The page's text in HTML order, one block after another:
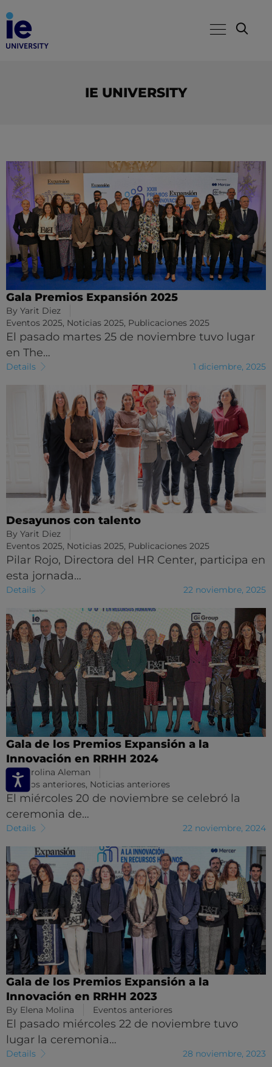
IE UNIVERSITY
Gala Premios Expansión 2025
By Yarit Diez
Eventos 2025, Noticias 2025, Publicaciones 2025
El pasado martes 25 de noviembre tuvo lugar
en The…
Details 1 diciembre, 2025
Desayunos con talento
By Yarit Diez
Eventos 2025, Noticias 2025, Publicaciones 2025
Pilar Rojo, Directora del HR Center, participa en
esta jornada…
Details 22 noviembre, 2025
Gala de los Premios Expansión a la
Innovación en RRHH 2024
By Carolina Aleman
Eventos anteriores, Noticias anteriores
El miércoles 20 de noviembre se celebró la
ceremonia de…
Details 22 noviembre, 2024
Gala de los Premios Expansión a la
Innovación en RRHH 2023
By Elena Molina Eventos anteriores
El pasado miércoles 22 de noviembre tuvo
lugar la ceremonia…
Details 28 noviembre, 2023